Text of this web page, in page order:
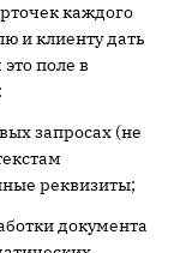
каждого
и клиенту дать
поле в
запросах (не
реквизиты;
документа